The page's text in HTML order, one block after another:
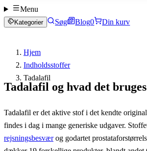
Menu
Kategorier Søg Blog0 Din kurv
Hjem
Indholdsstoffer
Tadalafil
Tadalafil og hvad det
Tadalafil er det aktive stof i det kendte
findes i dag i mange generiske udgaver.
rejsningsbesværog godartet